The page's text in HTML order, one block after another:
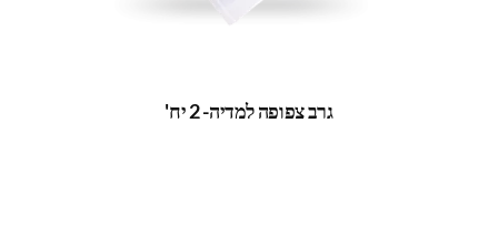
גרב צפופה למדיה- 2 יח'